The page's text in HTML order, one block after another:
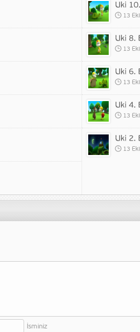
13 Eki
13 Eki
13 Eki
13 Eki
13 Eki
İsminiz